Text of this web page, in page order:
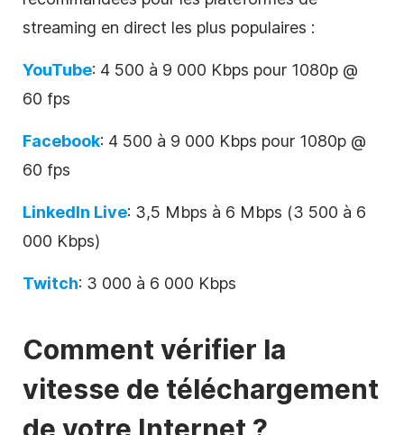
streaming en direct les plus populaires :
YouTube: 4 500 à 9 000 Kbps pour 1080p @
60 fps
Facebook: 4 500 à 9 000 Kbps pour 1080p @
60 fps
LinkedIn Live: 3,5 Mbps à 6 Mbps (3 500 à 6
000 Kbps)
Twitch: 3 000 à 6 000 Kbps
Comment vérifier la
vitesse de téléchargement